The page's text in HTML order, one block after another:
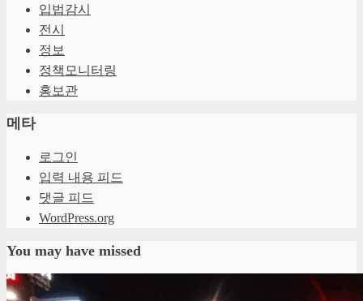
입법감시
전시
정보
정책모니터링
홍보관
메타
로그인
입력 내용 피드
댓글 피드
WordPress.org
You may have missed